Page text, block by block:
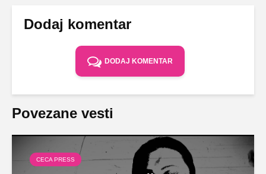
Dodaj komentar
DODAJ KOMENTAR
Povezane vesti
CECA PRESS